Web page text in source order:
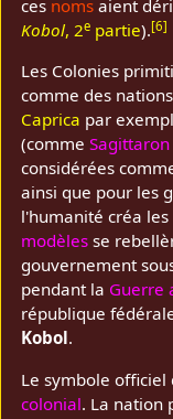
ces noms aient
Kobol, 2e partie).[6]
Les Colonies
comme des
Caprica par
(commeSagittaron
considérées
ainsi que pour les
l'humanité créa les
modèles se
gouvernement
pendant la Guerre
république
Kobol.
Le symbole
colonial. La nation